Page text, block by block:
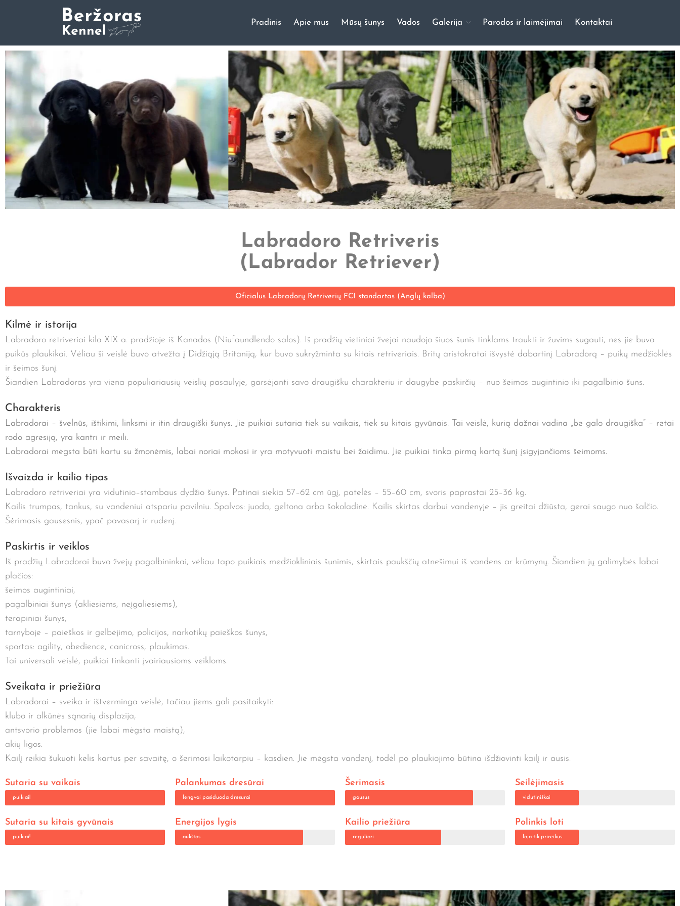
Pradinis
Apie mus
Mūsų šunys
Vados
Galerija
Šuniukų galerija
Šunų galerija
Parodos ir laimėjimai
Kontaktai
Pradinis Apie mus Mūsų šunys Vados Galerija Parodos ir laimėjimai Kontaktai
Labradoro Retriveris
(Labrador Retriever)
Oficialus Labradorų Retriverių FCI standartas (Anglų kalba)
Kilmė ir istorija
Labradoro retriveriai kilo XIX a. pradžioje iš Kanados (Niufaundlendo salos). Iš pradžių vietiniai žvejai naudojo šiuos šunis tinklams traukti ir žuvims sugauti, nes jie buvo
puikūs plaukikai. Vėliau ši veislė buvo atvežta į Didžiąją Britaniją, kur buvo sukryžminta su kitais retriveriais. Britų aristokratai išvystė dabartinį Labradorą – puikų medžioklės
ir šeimos šunį.
Šiandien Labradoras yra viena populiariausių veislių pasaulyje, garsėjanti savo draugišku charakteriu ir daugybe paskirčių – nuo šeimos augintinio iki pagalbinio šuns.
Charakteris
Labradorai – švelnūs, ištikimi, linksmi ir itin draugiški šunys. Jie puikiai sutaria tiek su vaikais, tiek su kitais gyvūnais. Tai veislė, kurią dažnai vadina „be galo draugiška“ – retai
rodo agresiją, yra kantri ir meili.
Labradorai mėgsta būti kartu su žmonėmis, labai noriai mokosi ir yra motyvuoti maistu bei žaidimu. Jie puikiai tinka pirmą kartą šunį įsigyjančioms šeimoms.
Išvaizda ir kailio tipas
Labradoro retriveriai yra vidutinio–stambaus dydžio šunys. Patinai siekia 57–62 cm ūgį, patelės – 55–60 cm, svoris paprastai 25–36 kg.
Kailis trumpas, tankus, su vandeniui atspariu pavilniu. Spalvos: juoda, geltona arba šokoladinė. Kailis skirtas darbui vandenyje – jis greitai džiūsta, gerai saugo nuo šalčio.
Šėrimasis gausesnis, ypač pavasarį ir rudenį.
Paskirtis ir veiklos
Iš pradžių Labradorai buvo žvejų pagalbininkai, vėliau tapo puikiais medžiokliniais šunimis, skirtais paukščių atnešimui iš vandens ar krūmynų. Šiandien jų galimybės labai
plačios:
šeimos augintiniai,
pagalbiniai šunys (akliesiems, neįgaliesiems),
terapiniai šunys,
tarnyboje – paieškos ir gelbėjimo, policijos, narkotikų paieškos šunys,
sportas: agility, obedience, canicross, plaukimas.
Tai universali veislė, puikiai tinkanti įvairiausioms veikloms.
Sveikata ir priežiūra
Labradorai – sveika ir ištverminga veislė, tačiau jiems gali pasitaikyti:
klubo ir alkūnės sąnarių displazija,
antsvorio problemos (jie labai mėgsta maistą),
akių ligos.
Kailį reikia šukuoti kelis kartus per savaitę, o šerimosi laikotarpiu – kasdien. Jie mėgsta vandenį, todėl po plaukiojimo būtina išdžiovinti kailį ir ausis.
Sutaria su vaikais
puikiai!
Sutaria su kitais gyvūnais
puikiai!
Palankumas dresūrai
lengvai pasiduoda dresūrai
Energijos lygis
aukštas
Šerimasis
gausus
Kailio priežiūra
reguliari
Seilėjimasis
vidutiniškai
Polinkis loti
loja tik prireikus